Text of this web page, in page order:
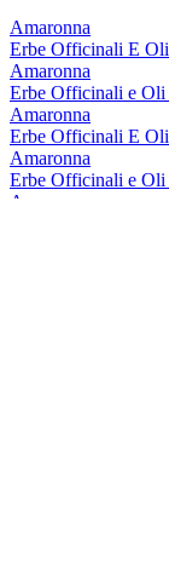
Amaronna
Erbe Officinali E Oli
Amaronna
Erbe Officinali e Oli
Amaronna
Erbe Officinali E Oli
Amaronna
Erbe Officinali e Oli
Amaronna